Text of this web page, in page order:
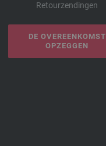
Retourzendingen
DE OVEREENKOMST
OPZEGGEN